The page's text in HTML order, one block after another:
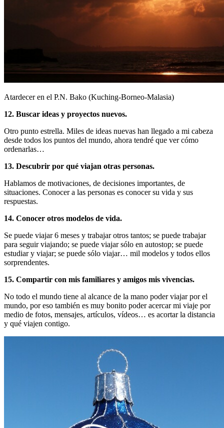
Atardecer en el P.N. Bako (Kuching-Borneo-Malasia)
12. Buscar ideas y proyectos nuevos.
Otro punto estrella. Miles de ideas nuevas han llegado a mi cabeza
desde todos los puntos del mundo, ahora tendré que ver cómo
ordenarlas…
13. Descubrir por qué viajan otras personas.
Hablamos de motivaciones, de decisiones importantes, de
situaciones. Conocer a las personas es conocer su vida y sus
respuestas.
14. Conocer otros modelos de vida.
Se puede viajar 6 meses y trabajar otros tantos; se puede trabajar
para seguir viajando; se puede viajar sólo en autostop; se puede
estudiar y viajar; se puede sólo viajar… mil modelos y todos ellos
sorprendentes.
15. Compartir con mis familiares y amigos mis vivencias.
No todo el mundo tiene al alcance de la mano poder viajar por el
mundo, por eso también es muy bonito poder acercar mi viaje por
medio de fotos, mensajes, artículos, vídeos… es acortar la distancia
y qué viajen contigo.